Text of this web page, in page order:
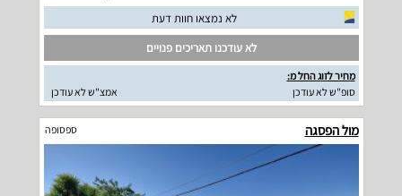
לא נמצאו חוות דעת
לא עודכנו תאריכים פנויים
מחיר לזוג החל מ:
סופ"ש לא עודכן
אמצ"ש לא עודכן
מול הפסגה ספסופה